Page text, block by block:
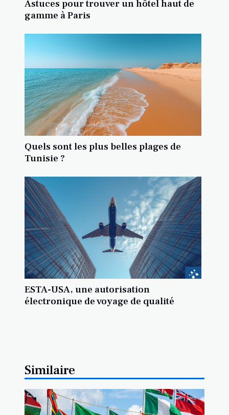
Astuces pour trouver un hôtel haut de
gamme à Paris
Quels sont les plus belles plages de
Tunisie ?
ESTA-USA, une autorisation
électronique de voyage de qualité
Similaire